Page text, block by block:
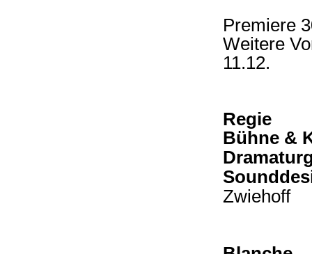
Premiere
Weitere
11.12.
Regie
Bühne
Zwiehoff